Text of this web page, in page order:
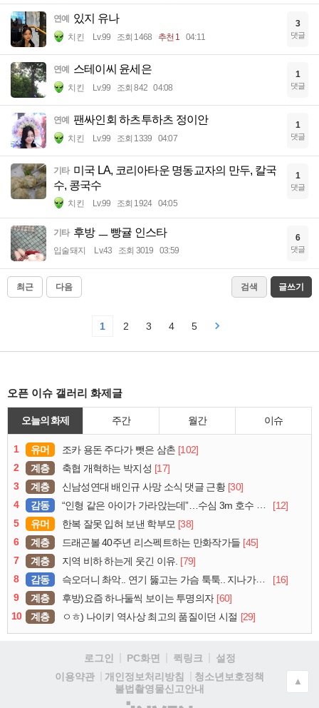
연예 있지 유나
치킨 Lv.99 조회 1468 추천 1 04:11
3
댓글
연예 스테이씨 윤세은
치킨 Lv.99 조회 842 04:08
1
댓글
연예 팬싸인회 하츠투하츠 정이안
치킨 Lv.99 조회 1339 04:07
1
댓글
기타 미국 LA, 코리아타운 명동교자의 만두, 칼국
수, 콩국수
치킨 Lv.99 조회 1924 04:05
1
댓글
기타 후방 ㅡ 빵귤 인스타
입술돼지 Lv.43 조회 3019 03:59
6
댓글
최근 다음 검색 글쓰기
1 2 3 4 5
오픈 이슈 갤러리 화제글
오늘의 화제 주간 월간 이슈
1 유머 조카 용돈 주다가 뺏은 삼촌 [102]
2
계층 축협 개혁하는 박지성 [17]
3
계층 신남성연대 배인규 사망 소식 댓글 근황 [30]
4
감동 “인형 같은 아이가 가라앉는데”…수심 3m 호수 뛰어든 60대 의인
[12]
5
유머 한복 잘못 입혀 보낸 학부모 [38]
6
계층 드래곤볼 40주년 리스펙트하는 만화작가들 [45]
7
계층 지역 비하 하는게 웃긴 이유. [79]
8
감동 슥오더니 촤악.. 연기 뚫고는 가슴 툭툭.. 지나가던 아재의 정체
[16]
9
계층 후방)요즘 하나둘씩 보이는 투명의자 [60]
10
계층 ㅇㅎ) 나이키 역사상 최고의 품질이던 시절 [29]
로그인 PC화면 퀵링크
설정
이용약관
개인정보처리방침
청소년보호정책
불법촬영물신고안내
▲